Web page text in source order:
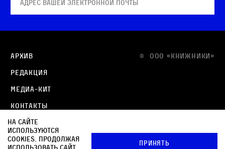
© OOO «КНИЖНИКИ»
Архив
Редакция
Медиа-кит
Контакты
Политика в отношении обработки персональных
данных
Политика обработки файлов cookie
На сайте
используются
cookies. Продолжая
использовать сайт,
Принять